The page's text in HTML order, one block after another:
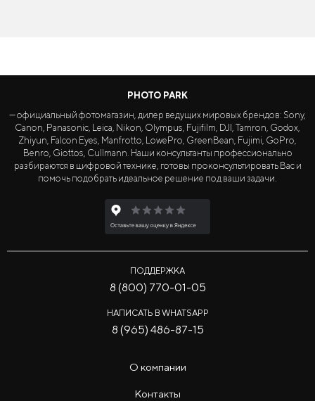
PHOTO PARK
— официальный фотомагазин, дилер ведущих мировых брендов: Sony,
Canon, Panasonic, Leica, Nikon, Olympus, Fujifilm, DJI, Tamron, Godox,
Zhiyun, Falcon Eyes, Manfrotto, LowePro, GreenBean, Fujimi, GoPro,
Benro, Giottos, Cullmann. Наши консультанты профессионально
разбираются в цифровой технике, готовы проконсультировать Вас и
помочь подобрать идеальное решение под ваши задачи.
ПОДДЕРЖКА
8 (800) 770-01-05
НАПИСАТЬ В WHATSAPP
8 (965) 486-87-15
О компании
Контакты